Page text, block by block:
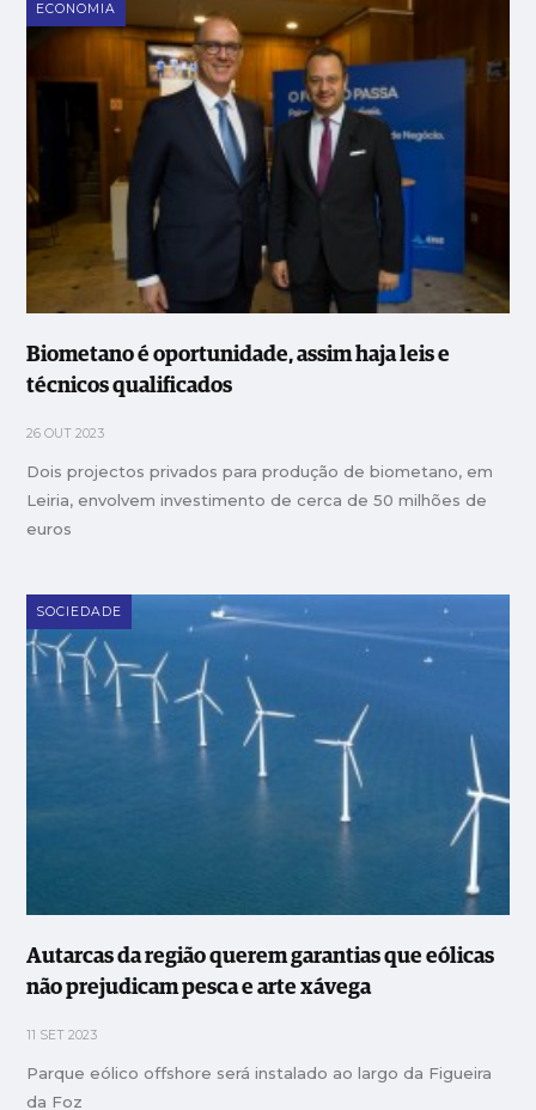
ECONOMIA
Biometano é oportunidade, assim haja leis e
técnicos qualificados
26 OUT 2023
Dois projectos privados para produção de biometano, em
Leiria, envolvem investimento de cerca de 50 milhões de
euros
SOCIEDADE
Autarcas da região querem garantias que eólicas
não prejudicam pesca e arte xávega
11 SET 2023
Parque eólico offshore será instalado ao largo da Figueira
da Foz